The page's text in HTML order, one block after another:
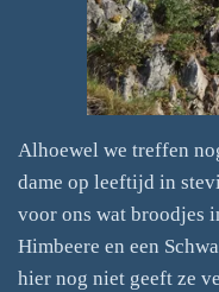
Alhoewel we treffen
dame op leeftijd in
voor ons wat broodjes
Himbeere en een
hier nog niet geeft ze